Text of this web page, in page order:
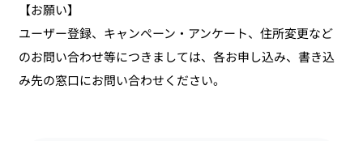
【お願い】
ユーザー登録、キャンペーン・アンケート、住所変更など
のお問い合わせ等につきましては、各お申し込み、書き込
み先の窓口にお問い合わせください。